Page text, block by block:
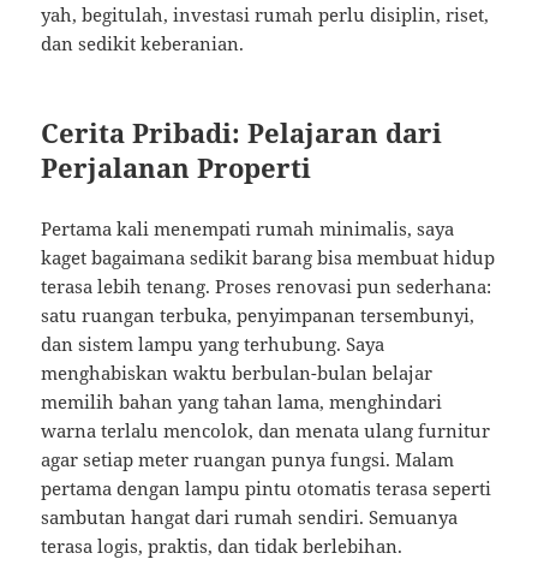
yah, begitulah, investasi rumah perlu disiplin, riset,
dan sedikit keberanian.
Cerita Pribadi: Pelajaran dari
Perjalanan Properti
Pertama kali menempati rumah minimalis, saya
kaget bagaimana sedikit barang bisa membuat hidup
terasa lebih tenang. Proses renovasi pun sederhana:
satu ruangan terbuka, penyimpanan tersembunyi,
dan sistem lampu yang terhubung. Saya
menghabiskan waktu berbulan-bulan belajar
memilih bahan yang tahan lama, menghindari
warna terlalu mencolok, dan menata ulang furnitur
agar setiap meter ruangan punya fungsi. Malam
pertama dengan lampu pintu otomatis terasa seperti
sambutan hangat dari rumah sendiri. Semuanya
terasa logis, praktis, dan tidak berlebihan.